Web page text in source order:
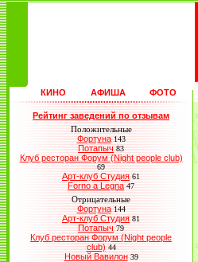
КИНО АФИША ФОТО
Рейтинг заведений по отзывам
Положительные
Фортуна 143
Потапыч 83
Клуб ресторан Форум (Night people club)
69
Арт-клуб Студия 61
Forno a Legna 47
Отрицательные
Фортуна 144
Арт-клуб Студия 81
Потапыч 79
Клуб ресторан Форум (Night people
club) 44
Новый Вавилон 39